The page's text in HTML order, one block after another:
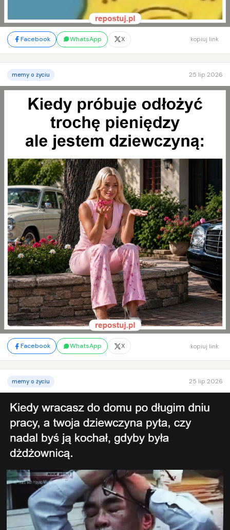
Facebook WhatsApp X kopiuj link
memy o życiu 25 lip 2026
Facebook WhatsApp X kopiuj link
memy o życiu 25 lip 2026